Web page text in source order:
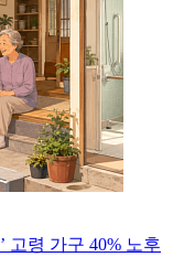
고령 가구 40% 노후